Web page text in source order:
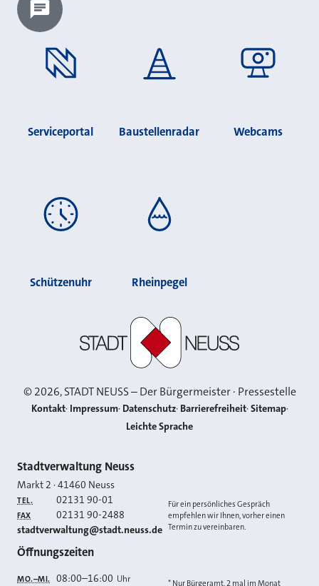
Chatbot laden?
Serviceportal Baustellenradar Webcams
Schützenuhr Rheinpegel
©2026, STADT NEUSS – Der Bürgermeister · Pressestelle
Kontakt Impressum Datenschutz Barrierefreiheit Sitemap
Leichte Sprache
Kontakt
Stadtverwaltung Neuss
Markt 2 ·41460 Neuss
TEL. 02131 90-01
FAX 02131 90-2488
E-MAIL
stadtverwaltung@stadt.neuss.de
Für ein persönliches Gespräch
empfehlen wir Ihnen, vorher einen
Termin zu vereinbaren.
Öffnungszeiten
MO.–MI. 08:00–16:00 Uhr * Nur Bürgeramt, 2 mal im Monat